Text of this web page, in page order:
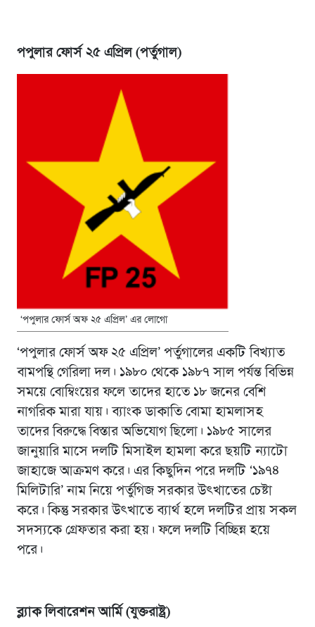
পপুলার ফোর্স ২৫ এপ্রিল (পর্তুগাল)
‘পপুলার ফোর্স অফ ২৫ এপ্রিল’ এর লোগো
‘পপুলার ফোর্স অফ ২৫ এপ্রিল’ পর্তুগালের একটি বিখ্যাত
বামপন্থি গেরিলা দল। ১৯৮০ থেকে ১৯৮৭ সাল পর্যন্ত বিভিন্ন
সময়ে বোম্বিংয়ের ফলে তাদের হাতে ১৮ জনের বেশি
নাগরিক মারা যায়। ব্যাংক ডাকাতি বোমা হামলাসহ
তাদের বিরুদ্ধে বিস্তার অভিযোগ ছিলো। ১৯৮৫ সালের
জানুয়ারি মাসে দলটি মিসাইল হামলা করে ছয়টি ন্যাটো
জাহাজে আক্রমণ করে। এর কিছুদিন পরে দলটি ‘১৯৭৪
মিলিটারি’ নাম নিয়ে পর্তুগিজ সরকার উৎখাতের চেষ্টা
করে। কিন্তু সরকার উৎখাতে ব্যার্থ হলে দলটির প্রায় সকল
সদস্যকে গ্রেফতার করা হয়। ফলে দলটি বিচ্ছিন্ন হয়ে
পরে।
ব্ল্যাক লিবারেশন আর্মি (যুক্তরাষ্ট্র)